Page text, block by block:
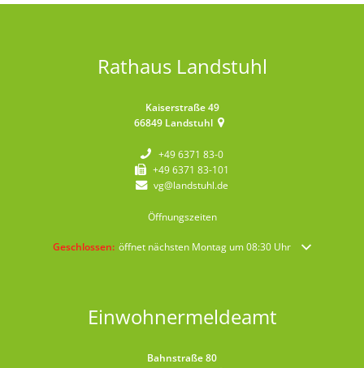
Rathaus Landstuhl
Kaiserstraße 49
66849 Landstuhl
+49 6371 83-0
+49 6371 83-101
vg@landstuhl.de
Öffnungszeiten
Klicken, um weitere Öffnungs- oder Schließzeiten auszublenden
Geschlossen: öffnet nächsten Montag um 08:30 Uhr
Einwohnermeldeamt
Bahnstraße 80